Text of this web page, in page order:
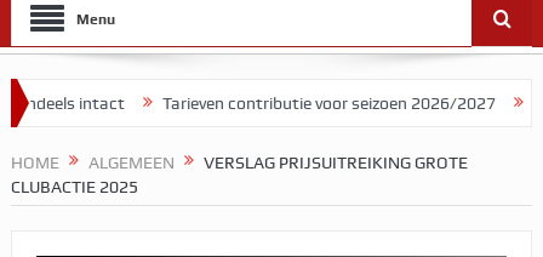
Menu
Tarieven contributie voor seizoen 2026/2027 Herman
HOME ALGEMEEN
VERSLAG PRIJSUITREIKING GROTE
CLUBACTIE 2025